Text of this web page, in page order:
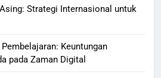
Strategi Internasional untuk
Keuntungan
pada Zaman Digital